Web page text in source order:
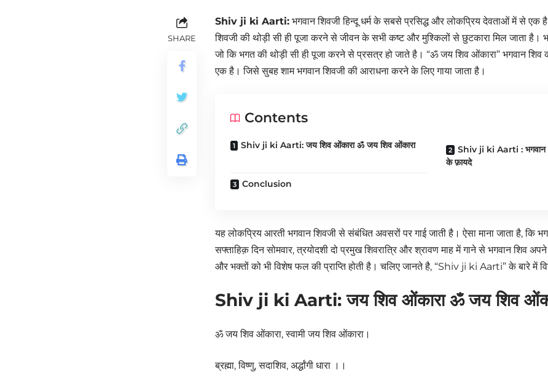
SHARE
Shiv ji ki Aarti: भगवान शिवजी हिन्दू धर्म के सबसे प्रसिद्ध और लोकप्रिय देवताओं में से एक
शिवजी की थोड़ी सी ही पूजा करने से जीवन के सभी कष्ट और मुश्किलों से छुटकारा मिल जाता है।
जो कि भगत की थोड़ी सी ही पूजा करने से प्रसत्र हो जाते है। “ॐ जय शिव ओंकारा” भगवान शिव
एक है। जिसे सुबह शाम भगवान शिवजी की आराधना करने के लिए गाया जाता है।
Contents
Shiv ji ki Aarti: जय शिव ओंकारा ॐ जय शिव ओंकारा
Shiv ji ki Aarti : भगवान
के फ़ायदे
Conclusion
यह लोकप्रिय आरती भगवान शिवजी से संबंधित अवसरों पर गाई जाती है। ऐसा माना जाता है,
सफ्ताहिक़ दिन सोमवार, त्रयोदशी दो प्रमुख शिवरात्रि और श्रावण माह में गाने से भगवान शिव
और भक्तों को भी विशेष फल की प्राप्ति होती है। चलिए जानते है, “Shiv ji ki Aarti” के बारे में
Shiv ji ki Aarti: जय शिव ओंकारा ॐ जय शिव
ॐ जय शिव ओंकारा, स्वामी जय शिव ओंकारा।
ब्रह्मा, विष्णु, सदाशिव, अर्द्धांगी धारा ।।